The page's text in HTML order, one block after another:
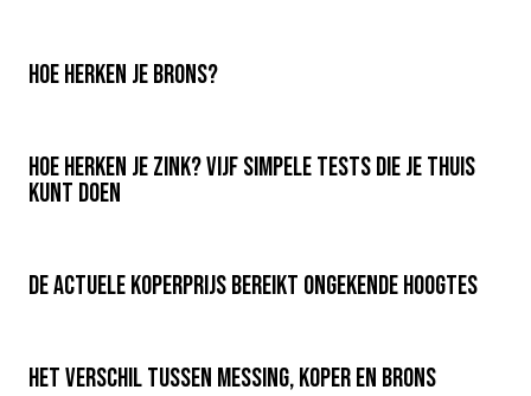
Hoe herken je brons?
Hoe herken je zink? Vijf simpele tests die je thuis
kunt doen
De actuele koperprijs bereikt ongekende hoogtes
Het verschil tussen messing, koper en brons